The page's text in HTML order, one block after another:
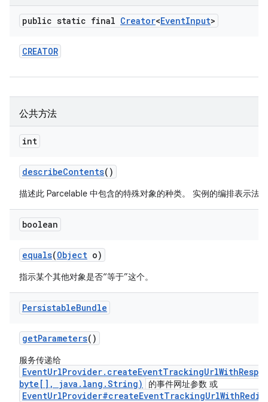
public static final Creator<EventInput>
CREATOR
公共方法
int
describeContents()
描述此 Parcelable 中包含的特殊对象的种类。 实例的编排表示法。
boolean
equals(Object o)
指示某个其他对象是否“等于”这个。
PersistableBundle
getParameters()
服务传递给
byte[], java.lang.String)
的事件网址参数 或